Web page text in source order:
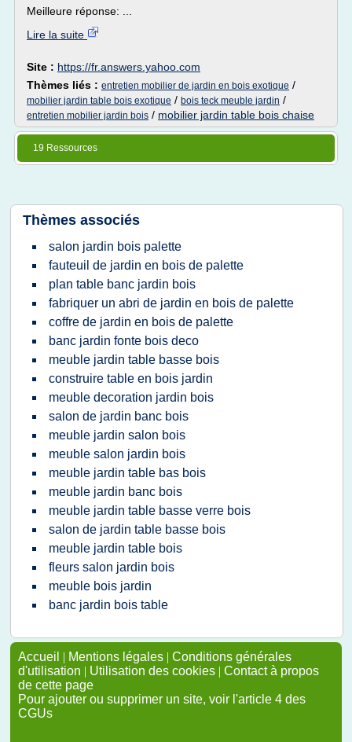
Meilleure réponse: ...
Lire la suite
Site : https://fr.answers.yahoo.com
Thèmes liés : entretien mobilier de jardin en bois exotique /
mobilier jardin table bois exotique / bois teck meuble jardin /
entretien mobilier jardin bois / mobilier jardin table bois chaise
19 Ressources
Thèmes associés
salon jardin bois palette
fauteuil de jardin en bois de palette
plan table banc jardin bois
fabriquer un abri de jardin en bois de palette
coffre de jardin en bois de palette
banc jardin fonte bois deco
meuble jardin table basse bois
construire table en bois jardin
meuble decoration jardin bois
salon de jardin banc bois
meuble jardin salon bois
meuble salon jardin bois
meuble jardin table bas bois
meuble jardin banc bois
meuble jardin table basse verre bois
salon de jardin table basse bois
meuble jardin table bois
fleurs salon jardin bois
meuble bois jardin
banc jardin bois table
Accueil | Mentions légales | Conditions générales
d'utilisation | Utilisation des cookies | Contact à propos
de cette page
Pour ajouter ou supprimer un site, voir l'article 4 des
CGUs